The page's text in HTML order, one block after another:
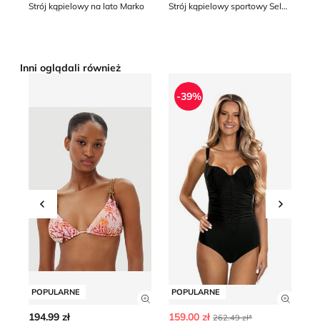
Strój kąpielowy na lato Marko Strój kąpielowy sportowy Selmark
Inni oglądali również
Przesuń w lewo
POPULARNE
Zobacz szczegóły produktu
194.99 zł
Strój kąpielowy klasyczny
POPULARNE
-39%
159.00 zł 262.49 zł*